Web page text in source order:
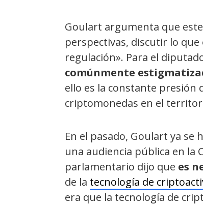
Goulart argumenta que
perspectivas, discutir lo
regulación». Para el
comúnmente
ello es la constante presión
criptomonedas en el
En el pasado, Goulart ya
una audiencia pública en la
parlamentario dijo que es
de la tecnología de
era que la tecnología de